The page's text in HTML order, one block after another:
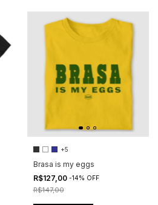
+5
Brasa is my eggs
R$127,00 -14% OFF
R$147,00